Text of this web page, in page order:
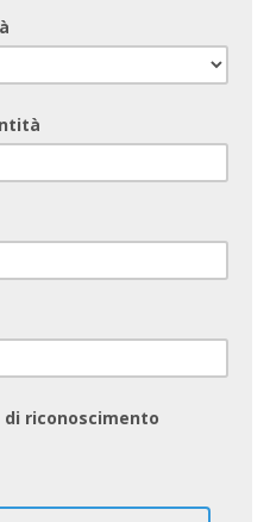
di riconoscimento